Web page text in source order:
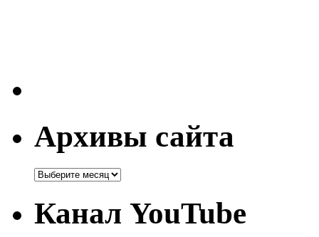
Архивы сайта
Канал YouTube